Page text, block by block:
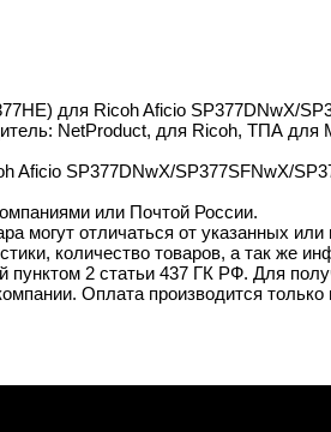
для Ricoh Aficio SP377DNwX/
NetProduct, для Ricoh, ТПА
Aficio SP377DNwX/SP377SFNwX/
или Почтой России.
могут отличаться от указанных
количество товаров, а так же
2 статьи 437 ГК РФ. Для
Оплата производится только